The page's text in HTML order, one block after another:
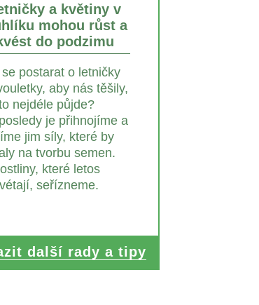
a květiny v
mohou růst a
do podzimu
postarat o letničky
aby nás těšily,
nejdéle půjde?
je přihnojíme a
jim síly, které by
na tvorbu semen.
které letos
seřízneme.
další rady a tipy